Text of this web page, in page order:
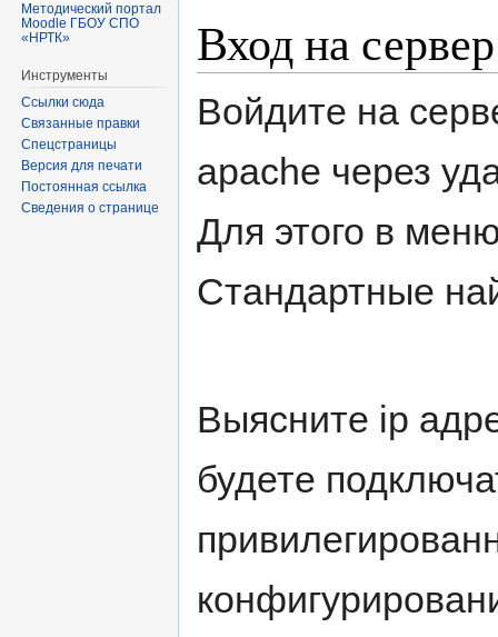
Вход на
Войдите на
apache через
Для этого в
Стандартные
Выясните ip
будете
Методический портал
Moodle ГБОУ СПО
«НРТК»
Инструменты
Ссылки сюда
Связанные правки
Спецстраницы
Версия для печати
Постоянная ссылка
Сведения о странице